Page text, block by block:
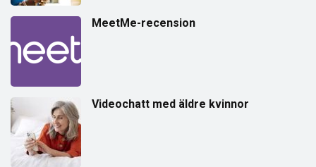
MeetMe-recension
Videochatt med äldre kvinnor